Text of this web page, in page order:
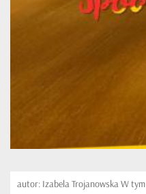
autor: Izabela Trojanowska W